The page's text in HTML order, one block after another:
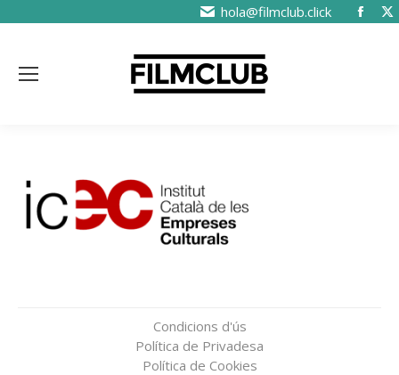
hola@filmclub.click
Condicions d'ús
Política de Privadesa
Política de Cookies